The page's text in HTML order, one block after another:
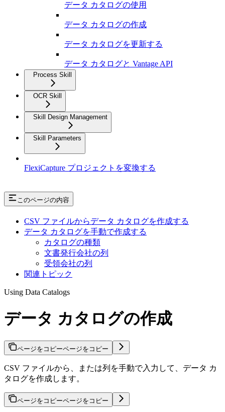
データ カタログの使用
データ カタログの作成
データ カタログを更新する
データ カタログと Vantage API
Process Skill
OCR Skill
Skill Design Management
Skill Parameters
FlexiCapture プロジェクトを変換する
このページの内容
CSV ファイルからデータ カタログを作成する
データ カタログを手動で作成する
カタログの種類
文書発行会社の列
受領会社の列
関連トピック
Using Data Catalogs
データ カタログの作成
ページをコピーページをコピー
CSV ファイルから、または列を手動で入力して、データ カ
タログを作成します。
ページをコピーページをコピー